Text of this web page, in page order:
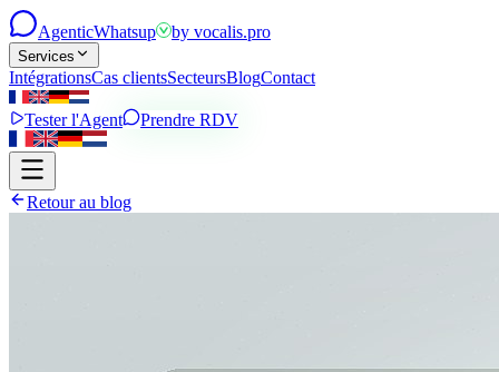
AgenticWhatsup by vocalis.pro
Services
IntégrationsCas clientsSecteursBlogContact
Tester l'Agent Prendre RDV
Retour au blog